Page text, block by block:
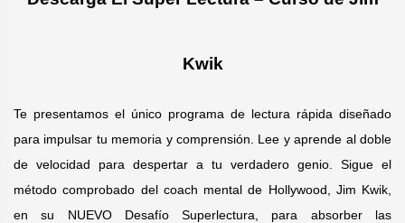
:
Kwik
Te presentamos el único programa de lectura rápida diseñado
para impulsar tu memoria y comprensión. Lee y aprende al doble
de velocidad para despertar a tu verdadero genio. Sigue el
método comprobado del coach mental de Hollywood, Jim Kwik,
en su NUEVO Desafío Superlectura, para absorber las